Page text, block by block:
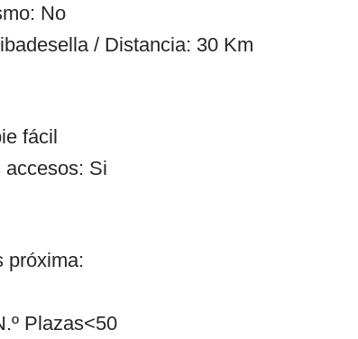
No
/ Distancia: 30 Km
fácil
accesos: Si
próxima:
Plazas<50